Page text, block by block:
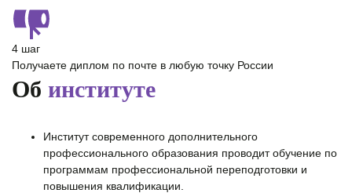
4 шаг
Получаете диплом по почте в любую точку России
Об институте
Институт современного дополнительного
профессионального образования проводит обучение по
программам профессиональной переподготовки и
повышения квалификации.